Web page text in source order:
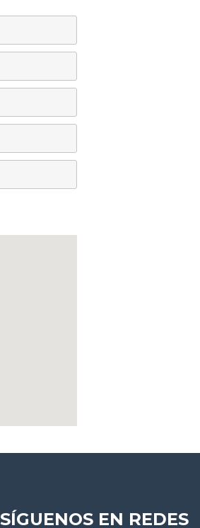
SÍGUENOS EN REDES